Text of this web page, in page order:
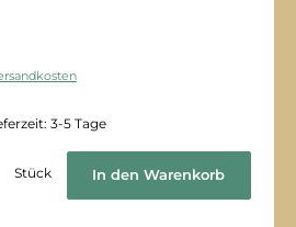
3-5 Tage
Stück In den Warenkorb